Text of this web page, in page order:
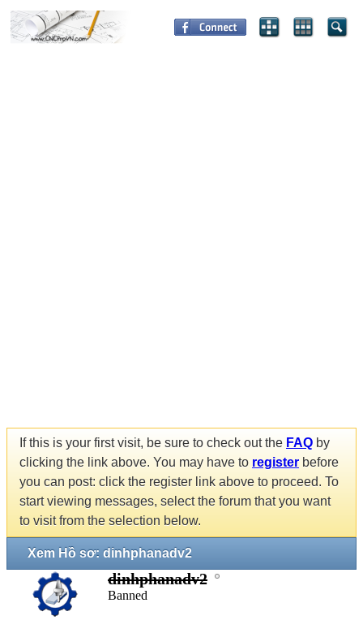
If this is your first visit, be sure to check out the FAQ by
clicking the link above. You may have to register before
you can post: click the register link above to proceed. To
start viewing messages, select the forum that you want
to visit from the selection below.
Xem Hồ sơ: dinhphanadv2
dinhphanadv2
Banned